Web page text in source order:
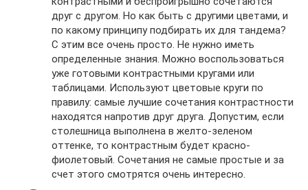
друг с другом. Но как быть с другими цветами, и
по какому принципу подбирать их для тандема?
С этим все очень просто. Не нужно иметь
определенные знания. Можно воспользоваться
уже готовыми контрастными кругами или
таблицами. Используют цветовые круги по
правилу: самые лучшие сочетания контрастности
находятся напротив друг друга. Допустим, если
столешница выполнена в желто-зеленом
оттенке, то контрастным будет красно-
фиолетовый. Сочетания не самые простые и за
счет этого смотрятся очень интересно.